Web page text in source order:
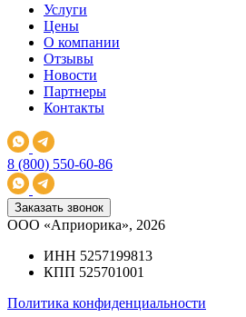
Услуги
Цены
О компании
Отзывы
Новости
Партнеры
Контакты
8 (800) 550-60-86
Заказать звонок
ООО «Априорика», 2026
ИНН 5257199813
КПП 525701001
Политика конфиденциальности